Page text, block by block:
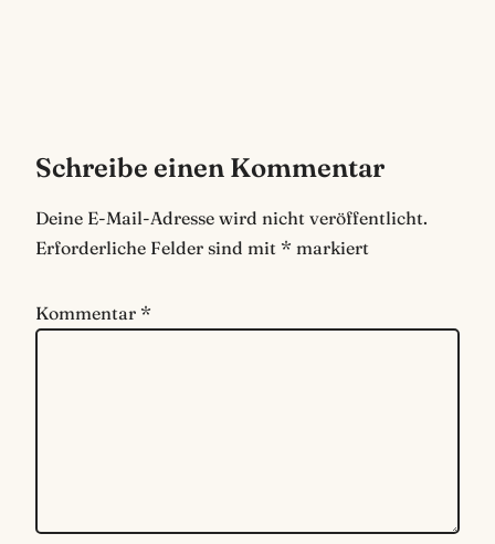
Schreibe einen Kommentar
Deine E-Mail-Adresse wird nicht veröffentlicht.
Erforderliche Felder sind mit * markiert
Kommentar *